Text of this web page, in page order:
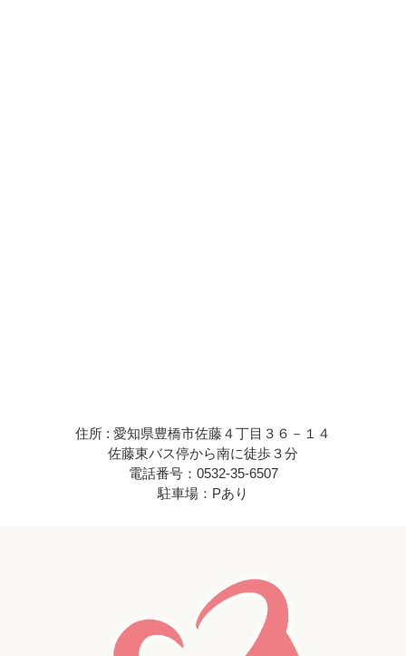
住所 : 愛知県豊橋市佐藤４丁目３６－１４
佐藤東バス停から南に徒歩３分
電話番号：0532-35-6507
駐車場：Pあり